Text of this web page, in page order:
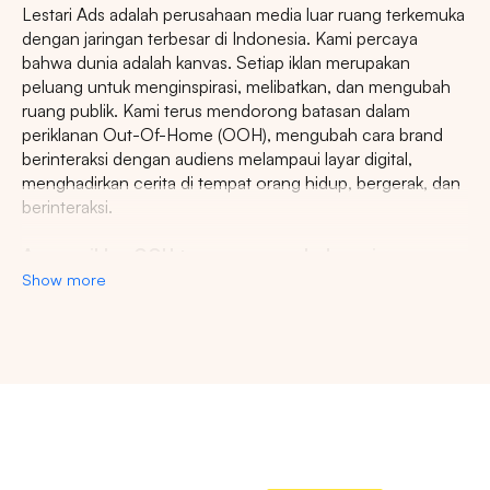
Lestari Ads adalah perusahaan media luar ruang terkemuka
dengan jaringan terbesar di Indonesia. Kami percaya
bahwa dunia adalah kanvas. Setiap iklan merupakan
peluang untuk menginspirasi, melibatkan, dan mengubah
ruang publik. Kami terus mendorong batasan dalam
periklanan Out-Of-Home (OOH), mengubah cara brand
berinteraksi dengan audiens melampaui layar digital,
menghadirkan cerita di tempat orang hidup, bergerak, dan
berinteraksi.
Show more